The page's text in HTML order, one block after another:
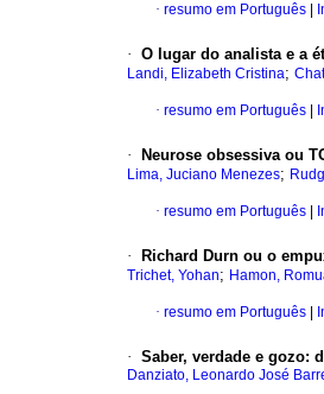
· resumo em Português
· O lugar do analista e a
Landi, Elizabeth Cristina;
· resumo em Português
· Neurose obsessiva ou
Lima, Juciano Menezes;
· resumo em Português
· Richard Durn ou o
Trichet, Yohan; Hamon,
· resumo em Português
· Saber, verdade e gozo:
Danziato, Leonardo José